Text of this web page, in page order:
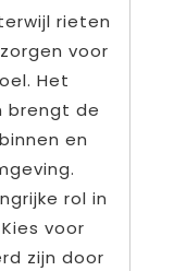
rieten
voor
Het
brengt de
en
rol in
voor
zijn door